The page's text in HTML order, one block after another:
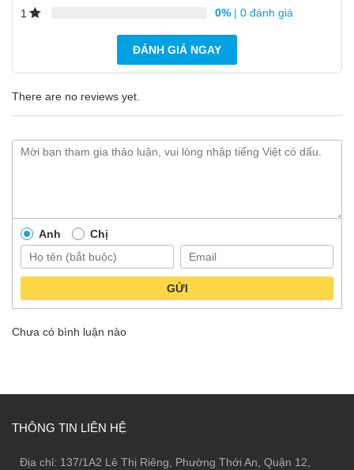
1
0% | 0 đánh giá
ĐÁNH GIÁ NGAY
There are no reviews yet.
Anh Chị
GỬI
Chưa có bình luận nào
THÔNG TIN LIÊN HỆ
Địa chỉ: 137/1A2 Lê Thị Riêng, Phường Thới An, Quận 12,